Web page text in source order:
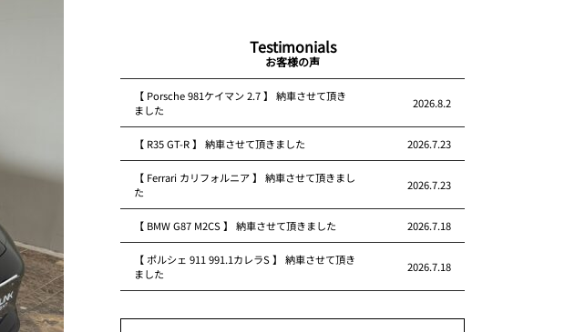
Testimonials
お客様の声
【 Porsche 981ケイマン 2.7 】 納車させて頂き
ました
2026.8.2
【 R35 GT-R 】 納車させて頂きました 2026.7.23
【 Ferrari カリフォルニア 】 納車させて頂きまし
た
2026.7.23
【 BMW G87 M2CS 】 納車させて頂きました 2026.7.18
【 ポルシェ 911 991.1カレラS 】 納車させて頂き
ました
2026.7.18